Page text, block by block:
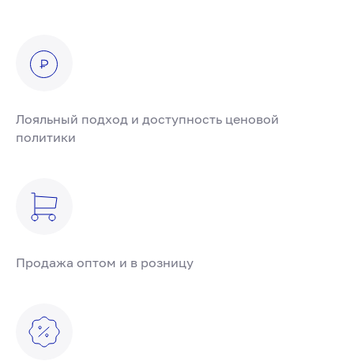
Лояльный подход и доступность ценовой
политики
Продажа оптом и в розницу